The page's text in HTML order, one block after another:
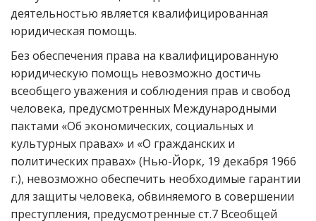
деятельностью является квалифицированная
юридическая помощь.
Без обеспечения права на квалифицированную
юридическую помощь невозможно достичь
всеобщего уважения и соблюдения прав и свобод
человека, предусмотренных Международными
пактами «Об экономических, социальных и
культурных правах» и «О гражданских и
политических правах» (Нью-Йорк, 19 декабря 1966
г.), невозможно обеспечить необходимые гарантии
для защиты человека, обвиняемого в совершении
преступления, предусмотренные ст.7 Всеобщей